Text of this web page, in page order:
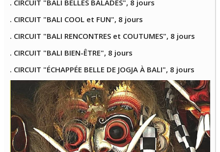
. CIRCUIT "BALI BELLES BALADES", 8 jours
. CIRCUIT "BALI COOL et FUN", 8 jours
. CIRCUIT "BALI RENCONTRES et COUTUMES", 8 jours
. CIRCUIT "BALI BIEN-ÊTRE", 8 jours
. CIRCUIT "ÉCHAPPÉE BELLE DE JOGJA À BALI", 8 jours